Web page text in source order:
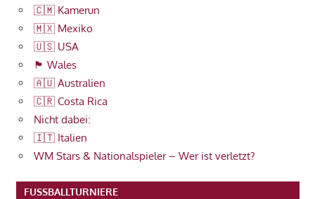
🇨🇲 Kamerun
🇲🇽 Mexiko
🇺🇸 USA
🏴󠁧󠁢󠁷󠁬󠁳󠁿 Wales
🇦🇺 Australien
🇨🇷 Costa Rica
Nicht dabei:
🇮🇹 Italien
WM Stars & Nationalspieler – Wer ist verletzt?
FUSSBALLTURNIERE